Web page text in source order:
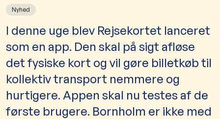
Nyhed
I denne uge blev Rejsekortet lanceret
som en app. Den skal på sigt afløse
det fysiske kort og vil gøre billetkøb til
kollektiv transport nemmere og
hurtigere. Appen skal nu testes af de
første brugere. Bornholm er ikke med